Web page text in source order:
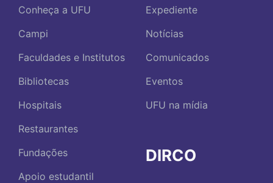
Conheça a UFU
Campi
Faculdades e Institutos
Bibliotecas
Hospitais
Restaurantes
Fundações
Apoio estudantil
Expediente
Notícias
Comunicados
Eventos
UFU na mídia
DIRCO